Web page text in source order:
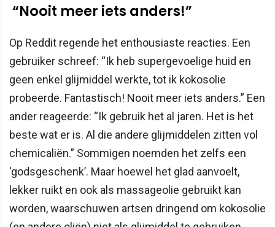
“Nooit meer iets anders!”
Op Reddit regende het enthousiaste reacties. Een
gebruiker schreef: “Ik heb supergevoelige huid en
geen enkel glijmiddel werkte, tot ik kokosolie
probeerde. Fantastisch! Nooit meer iets anders.” Een
ander reageerde: “Ik gebruik het al jaren. Het is het
beste wat er is. Al die andere glijmiddelen zitten vol
chemicaliën.” Sommigen noemden het zelfs een
‘godsgeschenk’. Maar hoewel het glad aanvoelt,
lekker ruikt en ook als massageolie gebruikt kan
worden, waarschuwen artsen dringend om kokosolie